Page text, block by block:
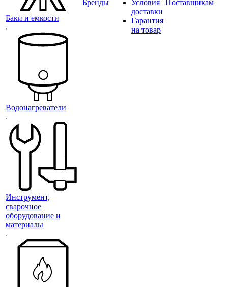
Баки и емкости
Водонагреватели
Инструмент,
сварочное
оборудование и
материалы
Бренды
Условия
доставки
Гарантия
на товар
Поставщикам